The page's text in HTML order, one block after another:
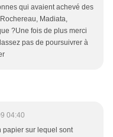
qui avaient achevé des
Madiata,
?Une fois de plus merci
pas de poursuivrer à
04:40
papier sur lequel sont